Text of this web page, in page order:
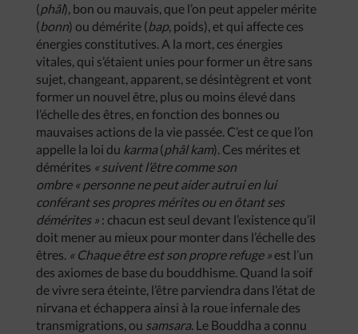
(phâl), bon ou mauvais, que l’on peut appeler mérite
(bonn) ou démérite (bap, poids), et qui affecte ces
énergies constitutives. A la mort, ces énergies
vitales, qui s’étaient unies pour former un être sans
sujet, changeant, apparent, se désintègrent et vont
former un nouvel être, plus ou moins élevé dans
l’échelle des êtres, en fonction des bonnes ou
mauvaises actions de la vie passée. C’est ce que l’on
appelle la loi du karma(phâl kam). Ces mérites et
démérites « suivent l’être comme son
ombre « personne ne peut aider autrui en lui
conférant ses propres mérites ou en ôtant ses
démérites » : chacun est seul devant l’existence qu’il
doit mener au mieux pour monter dans l’échelle des
êtres. « Chaque être est son propre refuge » est l’un
des axiomes de base du bouddhisme. Quand la soif
de vivre sera éteinte, l’être parviendra dans l’état de
nirvana et échappera ainsi à la roue infernale des
transmigrations, ou samsara. Le Bouddha a connu